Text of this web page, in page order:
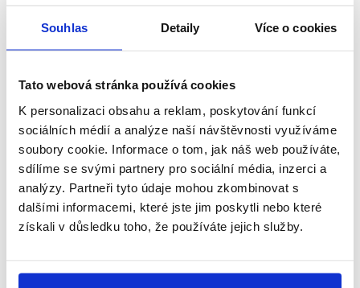
Souhlas Detaily Více o cookies
Tato webová stránka používá cookies
K personalizaci obsahu a reklam, poskytování funkcí
sociálních médií a analýze naší návštěvnosti využíváme
soubory cookie. Informace o tom, jak náš web používáte,
sdílíme se svými partnery pro sociální média, inzerci a
analýzy. Partneři tyto údaje mohou zkombinovat s
dalšími informacemi, které jste jim poskytli nebo které
získali v důsledku toho, že používáte jejich služby.
Systém křídla se rozděluje podle šířky naléhávky a
osy kování.